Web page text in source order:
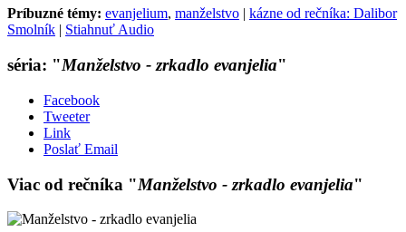
Príbuzné témy: evanjelium, manželstvo | kázne od rečníka: Dalibor
Smolník | Stiahnuť Audio
séria: "Manželstvo - zrkadlo evanjelia"
Facebook
Tweeter
Link
Poslať Email
Viac od rečníka "Manželstvo - zrkadlo evanjelia"